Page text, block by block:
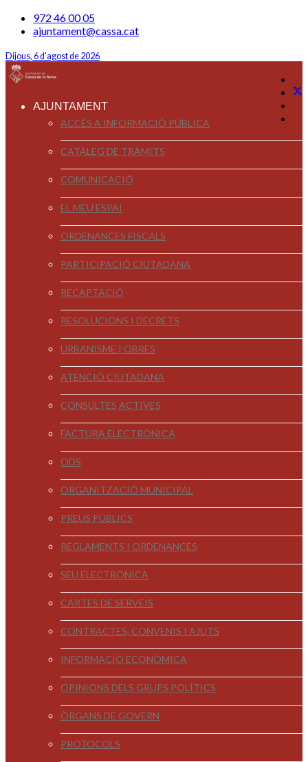
972 46 00 05
ajuntament@cassa.cat
Dijous, 6 d'agost de 2026
AJUNTAMENT
ACCÉS A INFORMACIÓ PÚBLICA
CATÀLEG DE TRÀMITS
COMUNICACIÓ
EL MEU ESPAI
ORDENANCES FISCALS
PARTICIPACIÓ CIUTADANA
RECAPTACIÓ
RESOLUCIONS I DECRETS
URBANISME I OBRES
ATENCIÓ CIUTADANA
CONSULTES ACTIVES
FACTURA ELECTRÒNICA
ODS
ORGANITZACIÓ MUNICIPAL
PREUS PÚBLICS
REGLAMENTS I ORDENANCES
SEU ELECTRÒNICA
CARTES DE SERVEIS
CONTRACTES, CONVENIS I AJUTS
INFORMACIÓ ECONÒMICA
OPINIONS DELS GRUPS POLÍTICS
ÒRGANS DE GOVERN
PROTOCOLS